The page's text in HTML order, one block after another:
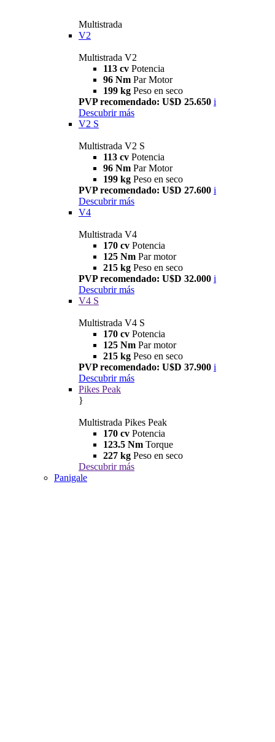
Multistrada
V2
Multistrada V2
113 cv Potencia
96 Nm Par Motor
199 kg Peso en seco
PVP recomendado: U$D 25.650 i
Descubrir más
V2 S
Multistrada V2 S
113 cv Potencia
96 Nm Par Motor
199 kg Peso en seco
PVP recomendado: U$D 27.600 i
Descubrir más
V4
Multistrada V4
170 cv Potencia
125 Nm Par motor
215 kg Peso en seco
PVP recomendado: U$D 32.000 i
Descubrir más
V4 S
Multistrada V4 S
170 cv Potencia
125 Nm Par motor
215 kg Peso en seco
PVP recomendado: U$D 37.900 i
Descubrir más
Pikes Peak
}
Multistrada Pikes Peak
170 cv Potencia
123.5 Nm Torque
227 kg Peso en seco
Descubrir más
Panigale